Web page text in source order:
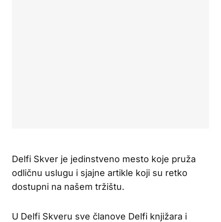
Delfi Skver je jedinstveno mesto koje pruža
odličnu uslugu i sjajne artikle koji su retko
dostupni na našem tržištu.
U Delfi Skveru sve članove Delfi knjižara i